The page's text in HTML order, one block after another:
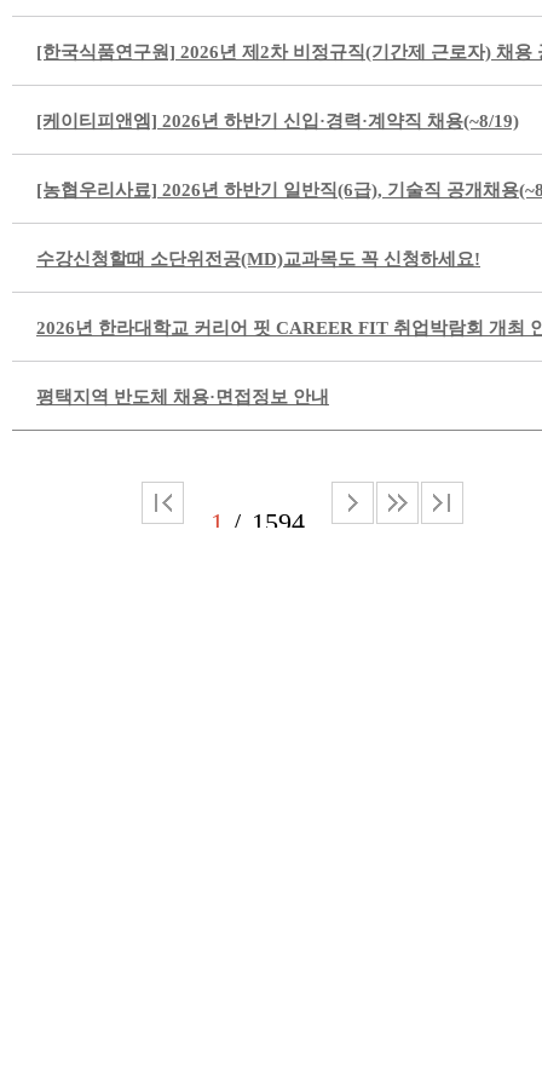
[한국식품연구원] 2026년 제2차 비정규직(기간제 근로자) 채용
[케이티피앤엠] 2026년 하반기 신입·경력·계약직 채용(~8/19)
[농협우리사료] 2026년 하반기 일반직(6급), 기술직 공개채용
수강신청할때 소단위전공(MD)교과목도 꼭 신청하세요!
2026년 한라대학교 커리어 핏 CAREER FIT 취업박람회 개최
평택지역 반도체 채용·면접정보 안내
1 1594